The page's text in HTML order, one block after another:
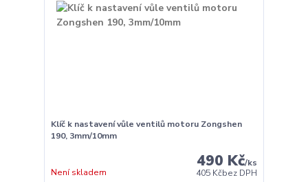
Klíč k nastavení vůle ventilů motoru Zongshen
190, 3mm/10mm
490 Kč/ks
405 Kčbez DPH
Není skladem